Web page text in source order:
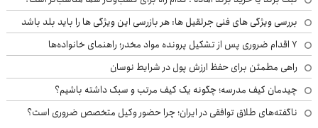
بررسی ویژگی های فنی جرثقیل ها: هر بازرسی این ویژگی ها را باید بلد باشد
۷ اقدام ضروری پس از تشکیل پرونده مواد مخدر؛ راهنمای خانواده‌ها
راهی مطمئن برای حفظ ارزش پول در شرایط نوسان
چیدمان کیف مدرسه؛ چگونه یک کیف مرتب و سبک داشته باشیم؟
ناگفته‌های طلاق توافقی در ایران؛ چرا حضور وکیل متخصص ضروری است؟